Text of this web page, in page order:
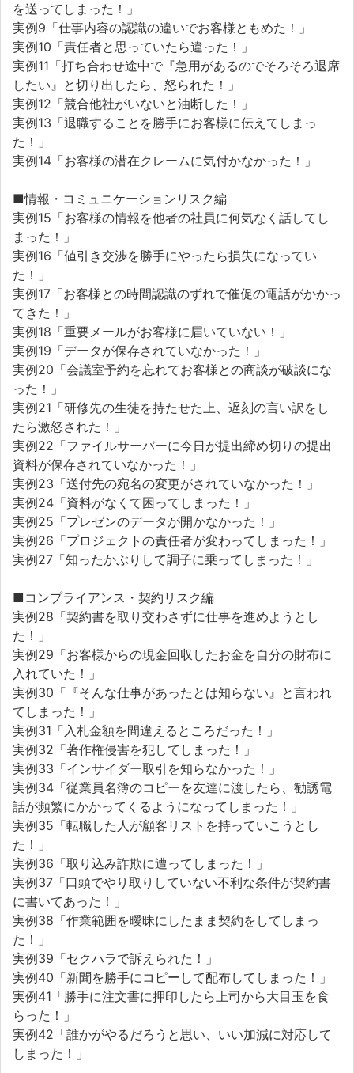
を送ってしまった！」
実例9「仕事内容の認識の違いでお客様ともめた！」
実例10「責任者と思っていたら違った！」
実例11「打ち合わせ途中で『急用があるのでそろそろ退席
したい』と切り出したら、怒られた！」
実例12「競合他社がいないと油断した！」
実例13「退職することを勝手にお客様に伝えてしまっ
た！」
実例14「お客様の潜在クレームに気付かなかった！」
■情報・コミュニケーションリスク編
実例15「お客様の情報を他者の社員に何気なく話してし
まった！」
実例16「値引き交渉を勝手にやったら損失になってい
た！」
実例17「お客様との時間認識のずれで催促の電話がかかっ
てきた！」
実例18「重要メールがお客様に届いていない！」
実例19「データが保存されていなかった！」
実例20「会議室予約を忘れてお客様との商談が破談にな
った！」
実例21「研修先の生徒を持たせた上、遅刻の言い訳をし
たら激怒された！」
実例22「ファイルサーバーに今日が提出締め切りの提出
資料が保存されていなかった！」
実例23「送付先の宛名の変更がされていなかった！」
実例24「資料がなくて困ってしまった！」
実例25「プレゼンのデータが開かなかった！」
実例26「プロジェクトの責任者が変わってしまった！」
実例27「知ったかぶりして調子に乗ってしまった！」
■コンプライアンス・契約リスク編
実例28「契約書を取り交わさずに仕事を進めようとし
た！」
実例29「お客様からの現金回収したお金を自分の財布に
入れていた！」
実例30「『そんな仕事があったとは知らない』と言われ
てしまった！」
実例31「入札金額を間違えるところだった！」
実例32「著作権侵害を犯してしまった！」
実例33「インサイダー取引を知らなかった！」
実例34「従業員名簿のコピーを友達に渡したら、勧誘電
話が頻繁にかかってくるようになってしまった！」
実例35「転職した人が顧客リストを持っていこうとし
た！」
実例36「取り込み詐欺に遭ってしまった！」
実例37「口頭でやり取りしていない不利な条件が契約書
に書いてあった！」
実例38「作業範囲を曖昧にしたまま契約をしてしまっ
た！」
実例39「セクハラで訴えられた！」
実例40「新聞を勝手にコピーして配布してしまった！」
実例41「勝手に注文書に押印したら上司から大目玉を食
らった！」
実例42「誰かがやるだろうと思い、いい加減に対応して
しまった！」